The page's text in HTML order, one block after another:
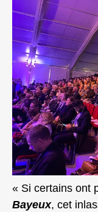
« Si certains ont
Bayeux, cet